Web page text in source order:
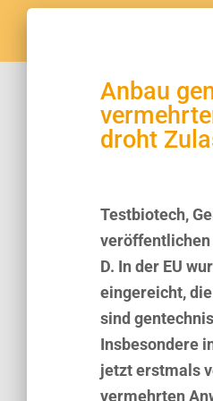
Anbau
droht
Testbiotech,
veröffentlichen
D. In der EU
eingereicht,
sind
Insbesondere
jetzt erstmals
vermehrten